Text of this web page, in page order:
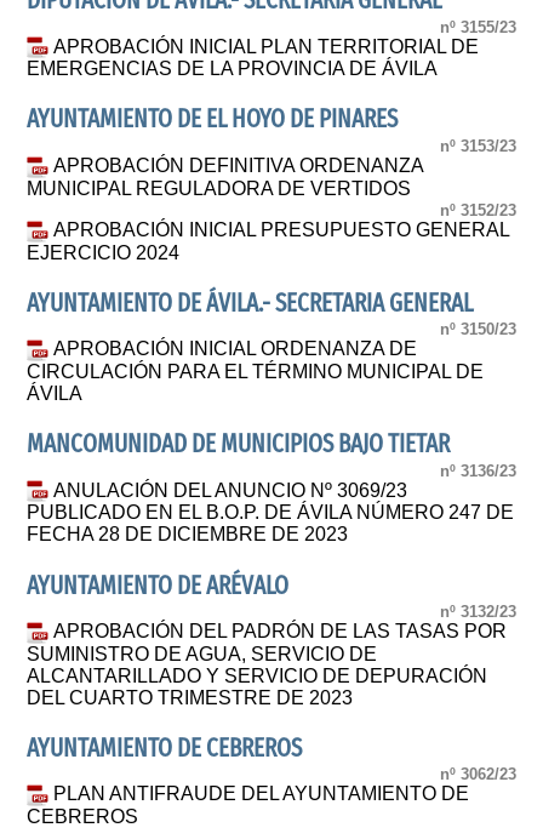
nº 3155/23
APROBACIÓN INICIAL PLAN TERRITORIAL DE
EMERGENCIAS DE LA PROVINCIA DE ÁVILA
AYUNTAMIENTO DE EL HOYO DE PINARES
nº 3153/23
APROBACIÓN DEFINITIVA ORDENANZA
MUNICIPAL REGULADORA DE VERTIDOS
nº 3152/23
APROBACIÓN INICIAL PRESUPUESTO GENERAL
EJERCICIO 2024
AYUNTAMIENTO DE ÁVILA.- SECRETARIA GENERAL
nº 3150/23
APROBACIÓN INICIAL ORDENANZA DE
CIRCULACIÓN PARA EL TÉRMINO MUNICIPAL DE
ÁVILA
MANCOMUNIDAD DE MUNICIPIOS BAJO TIETAR
nº 3136/23
ANULACIÓN DEL ANUNCIO Nº 3069/23
PUBLICADO EN EL B.O.P. DE ÁVILA NÚMERO 247 DE
FECHA 28 DE DICIEMBRE DE 2023
AYUNTAMIENTO DE ARÉVALO
nº 3132/23
APROBACIÓN DEL PADRÓN DE LAS TASAS POR
SUMINISTRO DE AGUA, SERVICIO DE
ALCANTARILLADO Y SERVICIO DE DEPURACIÓN
DEL CUARTO TRIMESTRE DE 2023
AYUNTAMIENTO DE CEBREROS
nº 3062/23
PLAN ANTIFRAUDE DEL AYUNTAMIENTO DE
CEBREROS